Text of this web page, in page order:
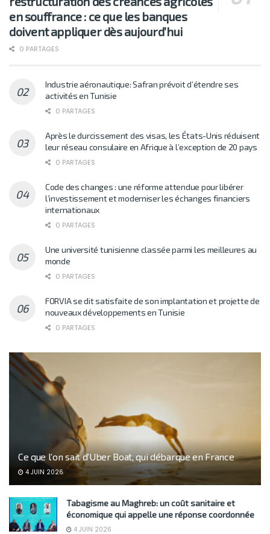
en souffrance : ce que les banques
doivent appliquer dès aujourd’hui
0 PARTAGES
Industrie aéronautique: Safran prévoit d’étendre ses
activités en Tunisie
0 PARTAGES
Après le durcissement des visas, les États-Unis réduisent
leur réseau consulaire en Afrique à l’exception de 20 pays
0 PARTAGES
Code des changes : une réforme attendue pour libérer
l’investissement et moderniser les échanges financiers
internationaux
0 PARTAGES
Une université tunisienne classée parmi les meilleures au
monde
0 PARTAGES
FORVIA se dit satisfaite de son implantation et projette de
nouveaux développements en Tunisie
0 PARTAGES
Ce que l’on sait d’Uber Boat, qui débarque en France
4 JUIN 2026
Tabagisme au Maghreb: un coût sanitaire et
économique qui appelle une réponse coordonnée
4 JUIN 2026